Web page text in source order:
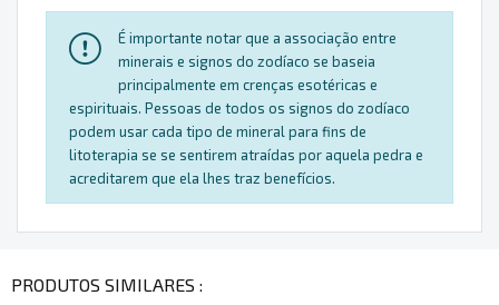
É importante notar que a associação entre
minerais e signos do zodíaco se baseia
principalmente em crenças esotéricas e
espirituais. Pessoas de todos os signos do zodíaco
podem usar cada tipo de mineral para fins de
litoterapia se se sentirem atraídas por aquela pedra e
acreditarem que ela lhes traz benefícios.
PRODUTOS SIMILARES :